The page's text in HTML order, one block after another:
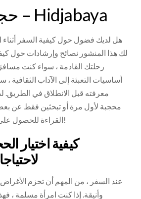
حجاب السفر – Hidjabaya
هل لديك فضول حول كيفية السفر أثناء
لك هذا المنشور نصائح وإرشادات حول
رحلتك القادمة ، سواء كنت
أساسيات التعبئة إلى الآداب الثقافية
معرفته قبل الانطلاق في الطريق.
محجبة لأول مرة أو تبحثين فقط عن بعض
القراءة للحصول على بعض النصائح المفيدة!
كيفية اختيار
عند السفر ، من المهم أن تحزم
وأنيقة. إذا كنت امرأة مسلمة ،